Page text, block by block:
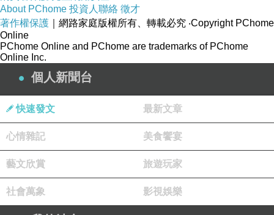
About PChome 投資人聯絡 徵才
著作權保護 ｜網路家庭版權所有、轉載必究 ‧Copyright PChome
Online
PChome Online and PChome are trademarks of PChome
Online Inc.
個人新聞台
快速發文 最新文章
心情雜記 美食饗宴
藝文欣賞 旅遊玩家
社會萬象 影視娛樂